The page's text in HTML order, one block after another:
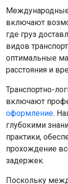
Международные
включают
где груз
видов
оптимальные
расстояния и
Транспортно-
включают
оформление.
глубокими
практики,
прохождение
задержек.
Поскольку